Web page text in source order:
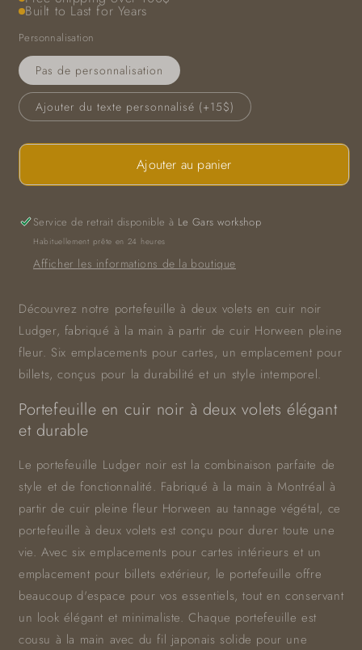
Built to Last for Years
Personnalisation
Pas de personnalisation
Ajouter du texte personnalisé (+15$)
Ajouter au panier
Service de retrait disponible à Le Gars workshop
Habituellement prête en 24 heures
Afficher les informations de la boutique
Découvrez notre portefeuille à deux volets en cuir noir
Ludger, fabriqué à la main à partir de cuir Horween pleine
fleur. Six emplacements pour cartes, un emplacement pour
billets, conçus pour la durabilité et un style intemporel.
Portefeuille en cuir noir à deux volets élégant
et durable
Le portefeuille Ludger noir est la combinaison parfaite de
style et de fonctionnalité. Fabriqué à la main à Montréal à
partir de cuir pleine fleur Horween au tannage végétal, ce
portefeuille à deux volets est conçu pour durer toute une
vie. Avec six emplacements pour cartes intérieurs et un
emplacement pour billets extérieur, le portefeuille offre
beaucoup d'espace pour vos essentiels, tout en conservant
un look élégant et minimaliste. Chaque portefeuille est
cousu à la main avec du fil japonais solide pour une